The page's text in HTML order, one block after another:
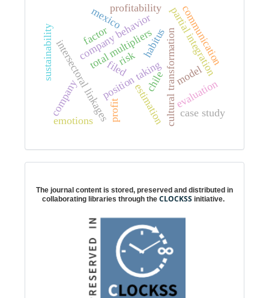
filed
habituscultural transformation
position taking
intersectoral linkagestotal multipliers
estimation
partial integration
model
profit
risk
company behavior
company
communication
chile
mexico
factor
profitability
evaluation
sustainability
case study
emotions
The journal content is stored, preserved and distributed in
collaborating libraries through the CLOCKSS initiative.